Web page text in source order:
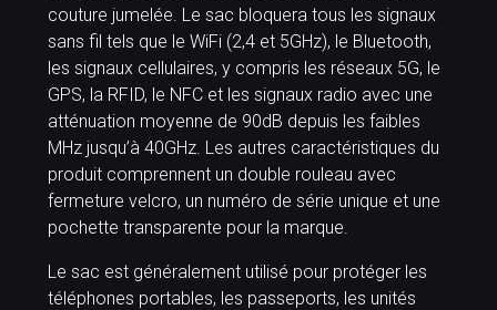
couture jumelée. Le sac bloquera tous les signaux
sans fil tels que le WiFi (2,4 et 5GHz), le Bluetooth,
les signaux cellulaires, y compris les réseaux 5G, le
GPS, la RFID, le NFC et les signaux radio avec une
atténuation moyenne de 90dB depuis les faibles
MHz jusqu’à 40GHz. Les autres caractéristiques du
produit comprennent un double rouleau avec
fermeture velcro, un numéro de série unique et une
pochette transparente pour la marque.
Le sac est généralement utilisé pour protéger les
téléphones portables, les passeports, les unités